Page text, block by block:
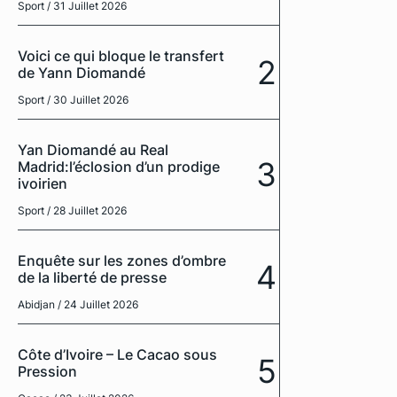
Sport / 31 Juillet 2026
Voici ce qui bloque le transfert
de Yann Diomandé
Sport / 30 Juillet 2026
2
Yan Diomandé au Real
Madrid:l’éclosion d’un prodige
ivoirien
Sport / 28 Juillet 2026
3
Enquête sur les zones d’ombre
de la liberté de presse
Abidjan / 24 Juillet 2026
4
Côte d’Ivoire – Le Cacao sous
Pression
5